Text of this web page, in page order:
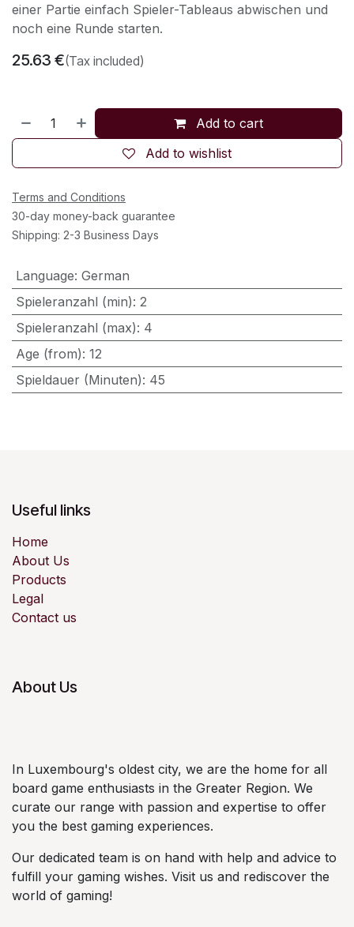
einer Partie einfach Spieler-Tableaus abwischen und
noch eine Runde starten.
25.63 €(Tax included)
Add to cart
Add to wishlist
Terms and Conditions
30-day money-back guarantee
Shipping: 2-3 Business Days
Language: German
Spieleranzahl (min): 2
Spieleranzahl (max): 4
Age (from): 12
Spieldauer (Minuten): 45
Useful links
Home
About Us
Products
Legal
Contact us
About Us
In Luxembourg's oldest city, we are the home for all
board game enthusiasts in the Greater Region. We
curate our range with passion and expertise to offer
you the best gaming experiences.
Our dedicated team is on hand with help and advice to
fulfill your gaming wishes. Visit us and rediscover the
world of gaming!